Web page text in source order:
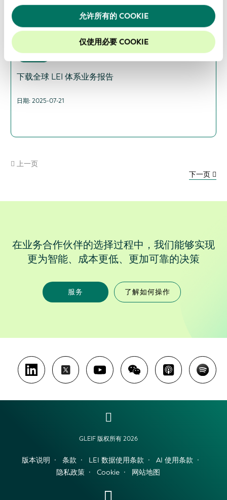
允许所有的 COOKIE
仅使用必要 COOKIE
下载全球 LEI 体系业务报告
日期: 2025-07-21
上一页
下一页
在业务合作伙伴的选择过程中，我们能够实现
更为智能、成本更低、更加可靠的决策
服务 了解如何操作
GLEIF 版权所有 2026
版本说明 条款 LEI 数据使用条款
AI 使用条款
隐私政策
Cookie 网站地图